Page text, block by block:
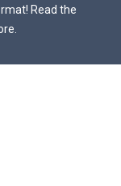
! Read the